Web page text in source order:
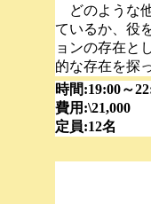
どのような
ているか、役
ョンの存在と
的な存在を探
時間:19:00～
費用:\21,000
定員:12名